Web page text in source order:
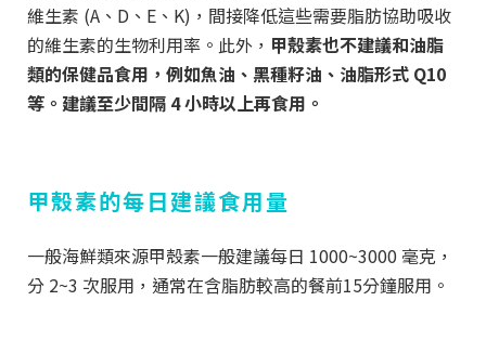
維生素 (A、D、E、K)，間接降低這些需要脂肪協助吸收
的維生素的生物利用率。此外， 甲殼素也不建議和油脂
類的保健品食用，例如魚油、黑種籽油、油脂形式 Q10
等。建議至少間隔 4 小時以上再食用。
甲殼素的每日建議食用量
一般海鮮類來源甲殼素一般建議每日 1000~3000 毫克，
分 2~3 次服用，通常在含脂肪較高的餐前15分鐘服用。